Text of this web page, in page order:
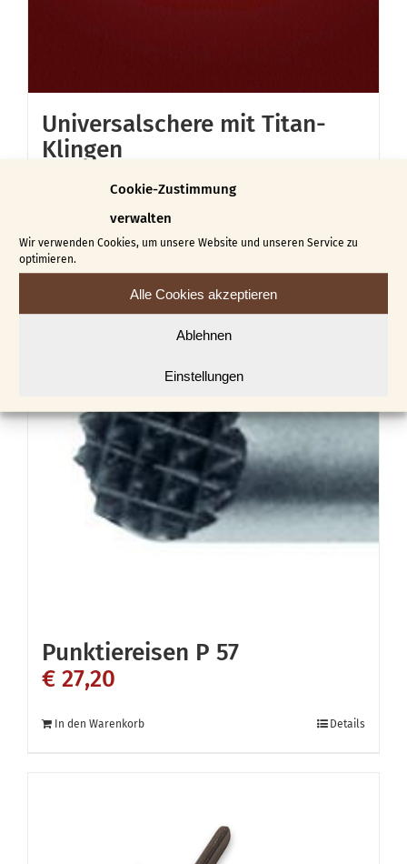
Cookie-Zustimmung
verwalten
Wir verwenden Cookies, um unsere Website und unseren Service zu
optimieren.
Alle Cookies akzeptieren
Ablehnen
Einstellungen
Universalschere mit Titan-
Klingen
In den Warenkorb
Punktiereisen P 57
€ 27,20
In den Warenkorb Details